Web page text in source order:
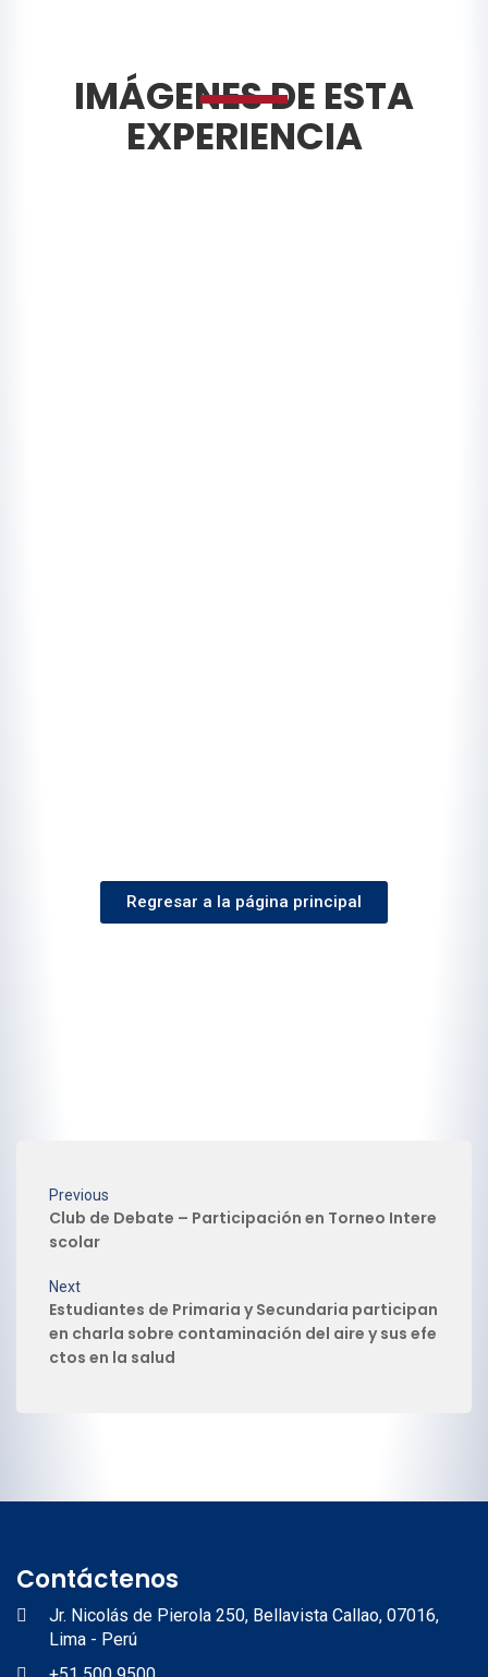
IMÁGENES DE ESTA
EXPERIENCIA
Regresar a la página principal
Previous
Club de Debate – Participación en Torneo Intere
scolar
Next
Estudiantes de Primaria y Secundaria participan
en charla sobre contaminación del aire y sus efe
ctos en la salud
Contáctenos
Jr. Nicolás de Pierola 250, Bellavista Callao, 07016,
Lima - Perú